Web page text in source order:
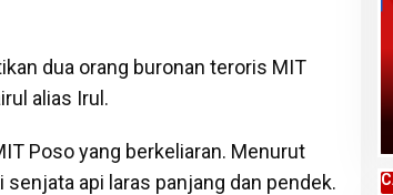
dua orang buronan teroris MIT
alias Irul.
Poso yang berkeliaran. Menurut
api laras panjang dan pendek.
Daftar Harga Komoditas Pertanian
Kabupaten Karo, Jumat 07 Agustus